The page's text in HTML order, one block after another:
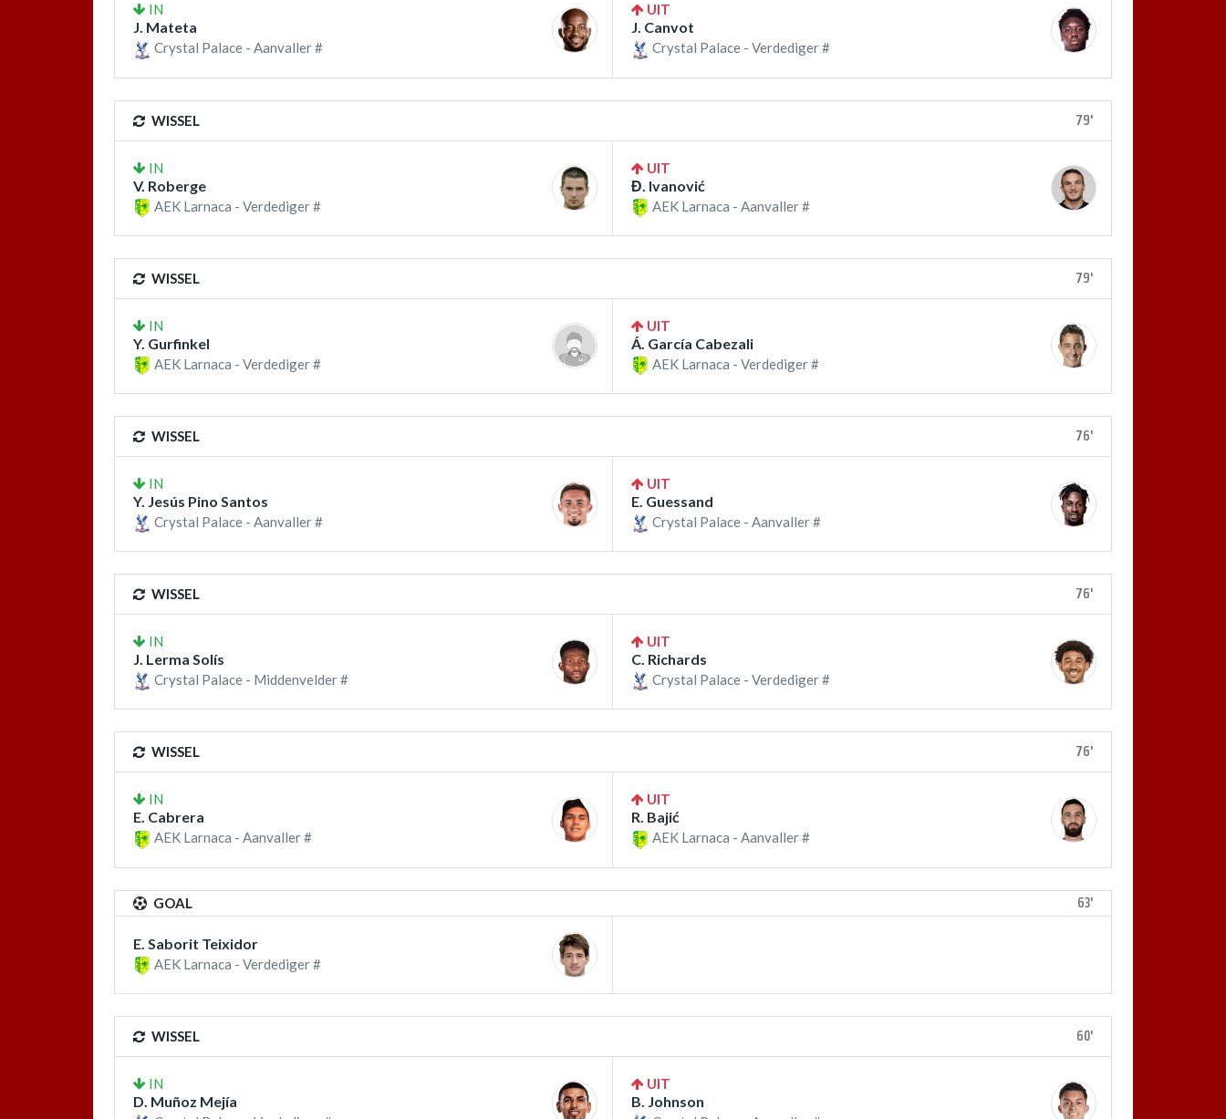
IN
J. Mateta
Crystal Palace - Aanvaller #
UIT
J. Canvot
Crystal Palace - Verdediger #
WISSEL 79'
IN
V. Roberge
AEK Larnaca - Verdediger #
UIT
Đ. Ivanović
AEK Larnaca - Aanvaller #
WISSEL 79'
IN
Y. Gurfinkel
AEK Larnaca - Verdediger #
UIT
Á. García Cabezali
AEK Larnaca - Verdediger #
WISSEL 76'
IN
Y. Jesús Pino Santos
Crystal Palace - Aanvaller #
UIT
E. Guessand
Crystal Palace - Aanvaller #
WISSEL 76'
IN
J. Lerma Solís
Crystal Palace - Middenvelder #
UIT
C. Richards
Crystal Palace - Verdediger #
WISSEL 76'
IN
E. Cabrera
AEK Larnaca - Aanvaller #
UIT
R. Bajić
AEK Larnaca - Aanvaller #
GOAL 63'
E. Saborit Teixidor
AEK Larnaca - Verdediger #
WISSEL 60'
IN
D. Muñoz Mejía
UIT
B. Johnson